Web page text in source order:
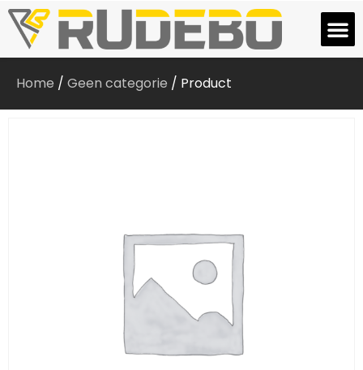
Home / Geen categorie / Product